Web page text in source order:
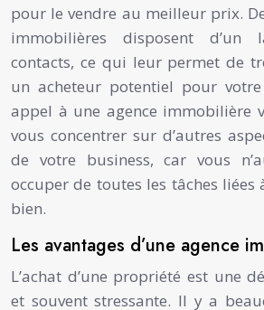
pour le vendre au meilleur prix.
immobilières disposent d’un
contacts, ce qui leur permet de
un acheteur potentiel pour
appel à une agence immobilière
vous concentrer sur d’autres
de votre business, car vous
occuper de toutes les tâches liées
bien.
Les avantages d’une agence
L’achat d’une propriété est une
et souvent stressante. Il y a